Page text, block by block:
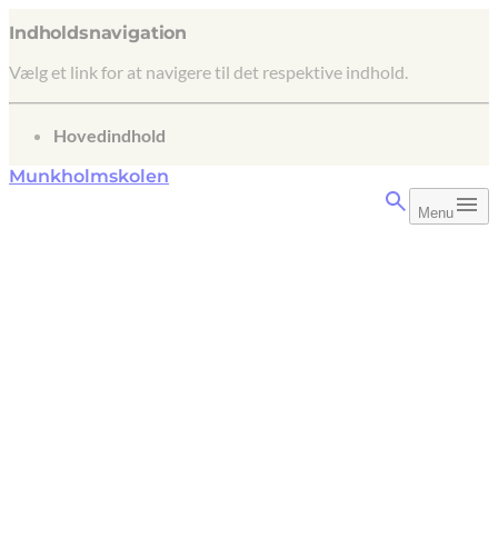
Indholdsnavigation
Vælg et link for at navigere til det respektive indhold.
gå til
Hovedindhold
Munkholmskolen
Menu